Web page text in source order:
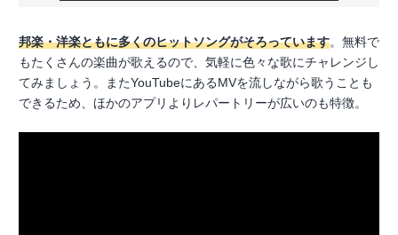
邦楽・洋楽ともに多くのヒットソングがそろっています。無料で
もたくさんの楽曲が歌えるので、気軽に色々な歌にチャレンジし
てみましょう。またYouTubeにあるMVを流しながら歌うことも
できるため、ほかのアプリよりレパートリーが広いのも特徴。